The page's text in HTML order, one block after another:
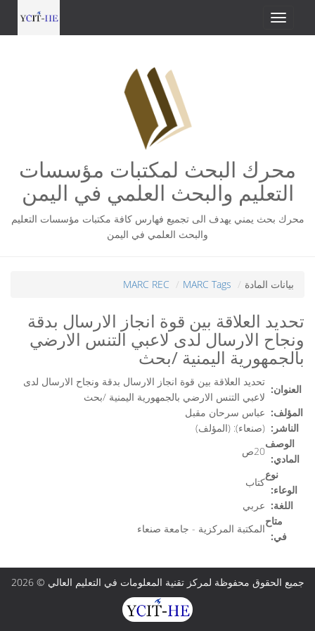
محرك البحث لمكتبات مؤسسات
التعليم والبحث العلمي في اليمن
محرك بحث يمني يهدف الى تجميع فهارس كافة مكتبات مؤسسات التعليم
والبحث العلمي في اليمن
بيانات المادة MARC Tags
MARC REC
تحديد العلاقة بين قوة انجاز الارسال بدقة
ونجاح الارسال لدى لاعبي التنس الارضي
بالجمهورية اليمنية /بحث
العنوان:
تحديد العلاقة بين قوة انجاز الارسال بدقة ونجاح الارسال لدى
لاعبي التنس الارضي بالجمهورية اليمنية /بحث
المؤلف: عباس سرحان مقبل
الناشر: (صنعاء): (المؤلف)
الوصف
المادي:
20ص
نوع
الوعاء:
كتاب
اللغة: عربي
متاح
في:
المكتبة المركزية - جامعة صنعاء
جميع الحقوق محفوظة لمركز تقنية المعلومات في التعليم العالي © 2026